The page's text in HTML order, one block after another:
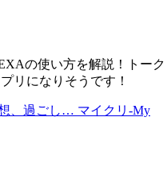
の使い方を解説！トーク
リになりそうです！
、過ごし… マイクリ-My